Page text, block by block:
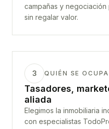
campañas y
sin regalar valor.
3 QUIÉN SE OCUPA
Tasadores,
aliada
Elegimos la inmobiliaria
con especialistas